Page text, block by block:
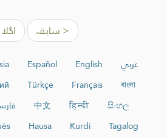
< سابقہ
عربي English
Español
বাংলা
Français
Türkçe
සිංහල
हिन्दी
中文
Tagalog
Kurdî
Hausa